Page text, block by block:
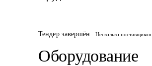
Тендер завершён Несколько поставщиков
Оборудование